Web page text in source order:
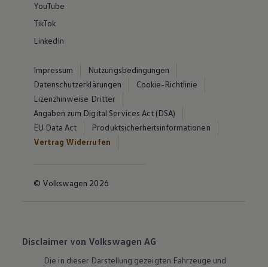
YouTube
TikTok
LinkedIn
Impressum
Nutzungsbedingungen
Datenschutzerklärungen
Cookie-Richtlinie
Lizenzhinweise Dritter
Angaben zum Digital Services Act (DSA)
EU Data Act
Produktsicherheitsinformationen
Vertrag Widerrufen
© Volkswagen 2026
Disclaimer von Volkswagen AG
Die in dieser Darstellung gezeigten Fahrzeuge und